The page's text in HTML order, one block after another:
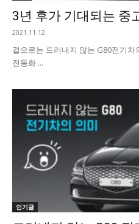
3년 후가 기대되는 중
2021.11.12
겉으로는 드러내지 않는 G80전기
전동화 ...
인기글